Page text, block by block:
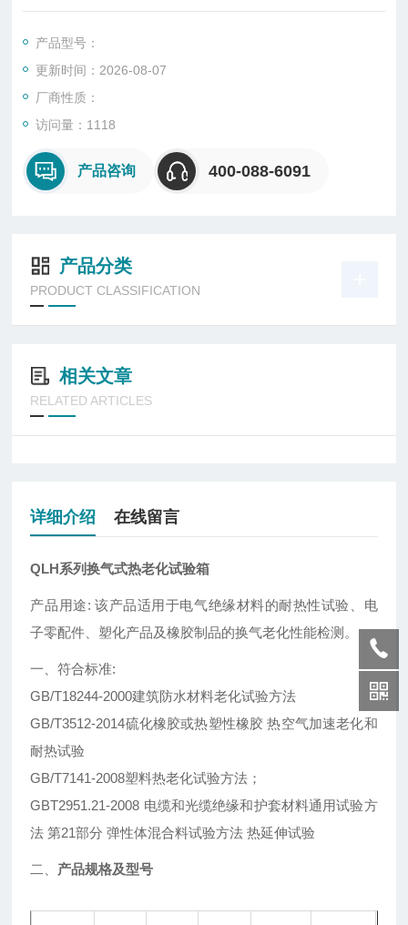
化性能检测。
产品型号：
更新时间：2026-08-07
厂商性质：
访问量：1118
产品咨询 400-088-6091
产品分类
PRODUCT CLASSIFICATION
相关文章
RELATED ARTICLES
详细介绍 在线留言
QLH系列换气式热老化试验箱
产品用途: 该产品适用于电气绝缘材料的耐热性试验、电
子零配件、塑化产品及橡胶制品的换气老化性能检测。
一、符合标准:
GB/T18244-2000建筑防水材料老化试验方法
GB/T3512-2014硫化橡胶或热塑性橡胶 热空气加速老化和
耐热试验
GB/T7141-2008塑料热老化试验方法；
GBT2951.21-2008 电缆和光缆绝缘和护套材料通用试验方
法 第21部分 弹性体混合料试验方法 热延伸试验
二、 产品规格及型号